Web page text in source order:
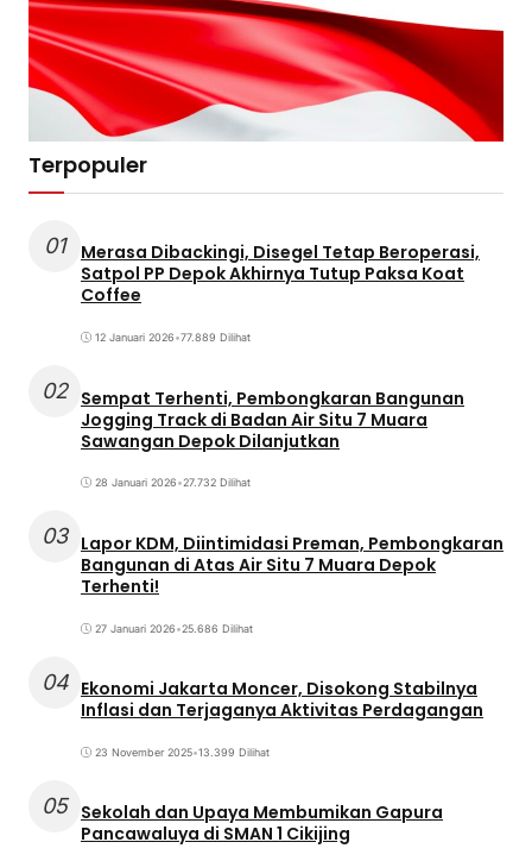
Terpopuler
01
Merasa Dibackingi, Disegel Tetap Beroperasi,
Satpol PP Depok Akhirnya Tutup Paksa Koat
Coffee
12 Januari 2026•77.889 Dilihat
02 Sempat Terhenti, Pembongkaran Bangunan
Jogging Track di Badan Air Situ 7 Muara
Sawangan Depok Dilanjutkan
28 Januari 2026•27.732 Dilihat
03 Lapor KDM, Diintimidasi Preman, Pembongkaran
Bangunan di Atas Air Situ 7 Muara Depok
Terhenti!
27 Januari 2026•25.686 Dilihat
04 Ekonomi Jakarta Moncer, Disokong Stabilnya
Inflasi dan Terjaganya Aktivitas Perdagangan
23 November 2025•13.399 Dilihat
05 Sekolah dan Upaya Membumikan Gapura
Pancawaluya di SMAN 1 Cikijing